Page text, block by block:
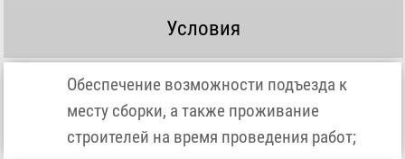
Условия
Обеспечение возможности подъезда к
месту сборки, а также проживание
строителей на время проведения работ;